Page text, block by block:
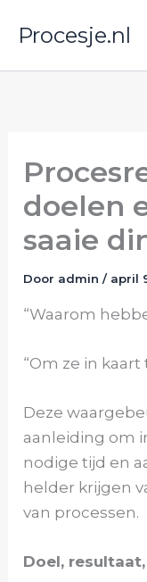
naarProcesje.nl
doelen
saaie
Door admin/ april
“Waarom
“Om ze in
Deze
aanleiding om
nodige tijd en
helder krijgen
van processen.
Doel,